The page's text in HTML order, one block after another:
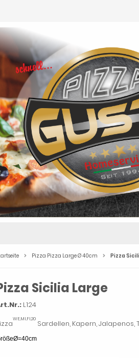
Pizza Pizza Large Ø 40cm Pizza
Sicilia Large
L124
WE,MI,FI,20 Sardellen, Kapern, Jalapenos,